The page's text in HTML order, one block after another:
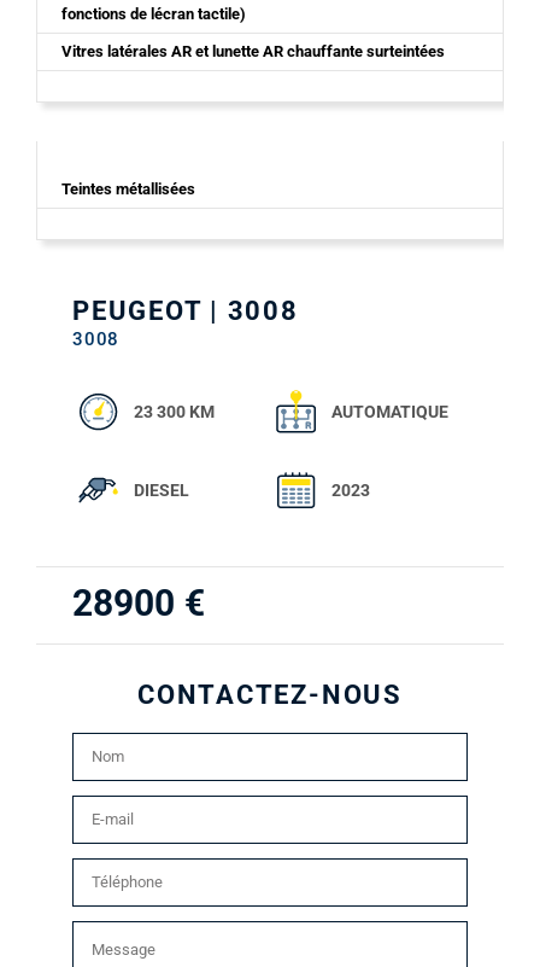
fonctions de lécran tactile)
Vitres latérales AR et lunette AR chauffante surteintées
Teintes métallisées
PEUGEOT | 3008
3008
23 300 KM AUTOMATIQUE
DIESEL 2023
28900 €
CONTACTEZ-NOUS